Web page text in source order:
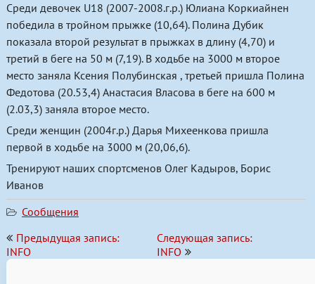
Среди девочек U18 (2007-2008.г.р.) Юлиана Коркиайнен
победила в тройном прыжке (10,64). Полина Дубик
показала второй результат в прыжках в длину (4,70) и
третий в беге на 50 м (7,19). В ходьбе на 3000 м второе
место заняла Ксения Полубинская , третьей пришла Полина
Федотова (20.53,4) Анастасия Власова в беге на 600 м
(2.03,3) заняла второе место.
Среди женщин (2004г.р.) Дарья Михеенкова пришла
первой в ходьбе на 3000 м (20,06,6).
Тренируют наших спортсменов Олег Кадыров, Борис
Иванов
Сообщения
Навигация
по
Предыдущая запись:
INFO
Следующая запись:
INFO